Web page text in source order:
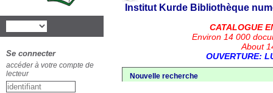
Institut Kurde Bibliothèque
CATALOGUE
Environ 14 000
About
OUVERTURE:
Nouvelle recherche
Se connecter
accéder à votre compte de
lecteur